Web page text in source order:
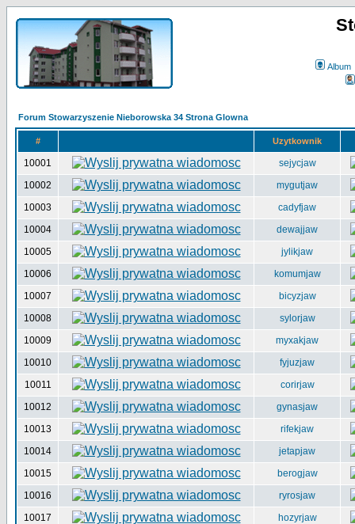
Album
Forum Stowarzyszenie Nieborowska 34 Strona Glowna
# Uzytkownik
10001
sejycjaw
10002
mygutjaw
10003
cadyfjaw
10004
dewajjaw
10005
jylikjaw
10006
komumjaw
10007
bicyzjaw
10008
sylorjaw
10009
myxakjaw
10010
fyjuzjaw
10011
corirjaw
10012
gynasjaw
10013
rifekjaw
10014
jetapjaw
10015
berogjaw
10016
ryrosjaw
10017
hozyrjaw